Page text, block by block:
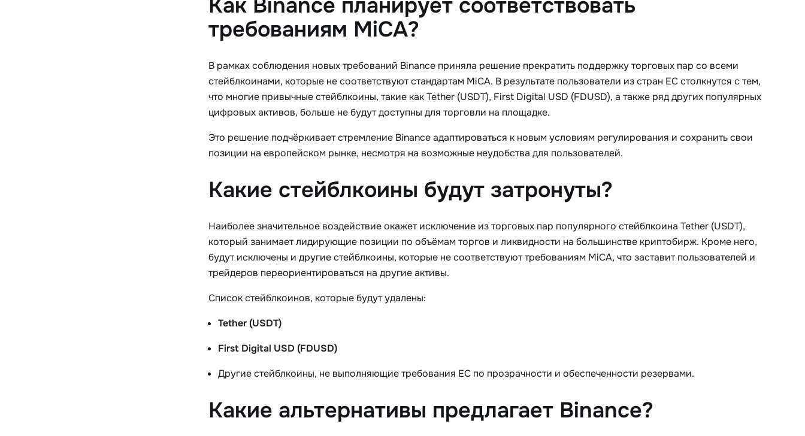
Как Binance планирует соответствовать
требованиям MiCA?
В рамках соблюдения новых требований Binance приняла решение прекратить поддержку торговых пар со всеми
стейблкоинами, которые не соответствуют стандартам MiCA. В результате пользователи из стран ЕС столкнутся с тем,
что многие привычные стейблкоины, такие как Tether (USDT), First Digital USD (FDUSD), а также ряд других популярных
цифровых активов, больше не будут доступны для торговли на площадке.
Это решение подчёркивает стремление Binance адаптироваться к новым условиям регулирования и сохранить свои
позиции на европейском рынке, несмотря на возможные неудобства для пользователей.
Какие стейблкоины будут затронуты?
Наиболее значительное воздействие окажет исключение из торговых пар популярного стейблкоина Tether (USDT),
который занимает лидирующие позиции по объёмам торгов и ликвидности на большинстве криптобирж. Кроме него,
будут исключены и другие стейблкоины, которые не соответствуют требованиям MiCA, что заставит пользователей и
трейдеров переориентироваться на другие активы.
Список стейблкоинов, которые будут удалены:
Tether (USDT)
First Digital USD (FDUSD)
Другие стейблкоины, не выполняющие требования ЕС по прозрачности и обеспеченности резервами.
Какие альтернативы предлагает Binance?